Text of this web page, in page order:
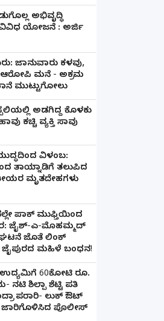
ಅಭಿವೃದ್ಧಿ
ಯೋಜನೆ : ಅರ್ಜಿ
ಜಾನುವಾರು ಕಳವು,
ಮನೆ - ಅಕ್ರಮ
ಮುಟ್ಟುಗೋಲು
ಅಡಗಿದ್ದ ಕೊಳಕು
ಕಚ್ಚಿ ವ್ಯಕ್ತಿ ಸಾವು
ವಿಳಂಬ:
ತಾಯ್ನಾಡಿಗೆ ತಲುಪಿದ
ಮೃತದೇಹಗಳು
ಪಾಕ್ ಮುಫ್ತಿಯಿಂದ
ಜೈಶ್-ಎ-ಮೊಹಮ್ಮದ್
ಜೊತೆ ಲಿಂಕ್
ಜೈಪುರದ ಮಹಿಳೆ ಬಂಧನ!
ಉದ್ಯಮಿಗೆ 60ಕೋಟಿ ರೂ.
ನಟಿ ಶಿಲ್ಪಾ ಶೆಟ್ಟಿ ಪತಿ
ಪರಾರಿ- ಲುಕ್ ಔಟ್
ಪೊಲೀಸ್